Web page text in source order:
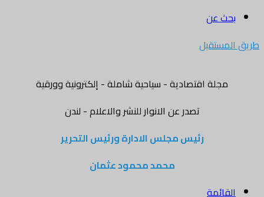
بحث عن
طريق المستقبل
مجلة اقتصادية - سياحية شاملة - إلكترونية وورقية
تصدر عن الانوار للنشر والاعلام - لندن
رئيس مجلس الادارة ورئيس التحرير
محمد محمود عثمان
القائمة